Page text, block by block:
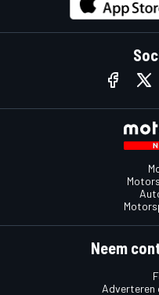
Neem
Adverteren